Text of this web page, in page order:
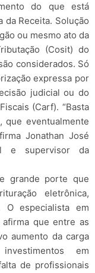
do que está
Receita. Solução
ou mesmo ato da
(Cosit) do
considerados. Só
expressa por
judicial ou do
(Carf). “Basta
que eventualmente
Jonathan José
e supervisor da
grande porte que
eletrônica,
O especialista em
que entre as
aumento da carga
em
de profissionais